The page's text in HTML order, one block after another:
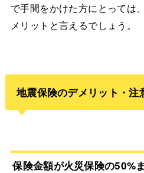
で手間をかけた方にとっては
メリットと言えるでしょう。
地震保険のデメリット・注
保険金額が火災保険の50%